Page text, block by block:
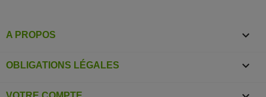
A PROPOS 
OBLIGATIONS LÉGALES 